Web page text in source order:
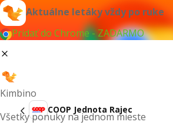
Aktuálne letáky vždy po ruke
Pridať do Chrome - ZADARMO
Kimbino
Všetky ponuky na jednom mieste
COOP Jednota Rajec